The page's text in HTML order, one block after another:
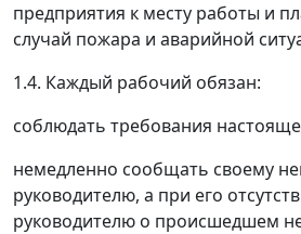
предприятия к месту работы и
случай пожара и аварийной
1.4. Каждый рабочий обязан:
соблюдать требования
немедленно сообщать своему
руководителю, а при его
руководителю о происшедшем